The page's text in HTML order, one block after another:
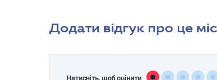
Додати відгук про це
Натисніть, щоб оцінити